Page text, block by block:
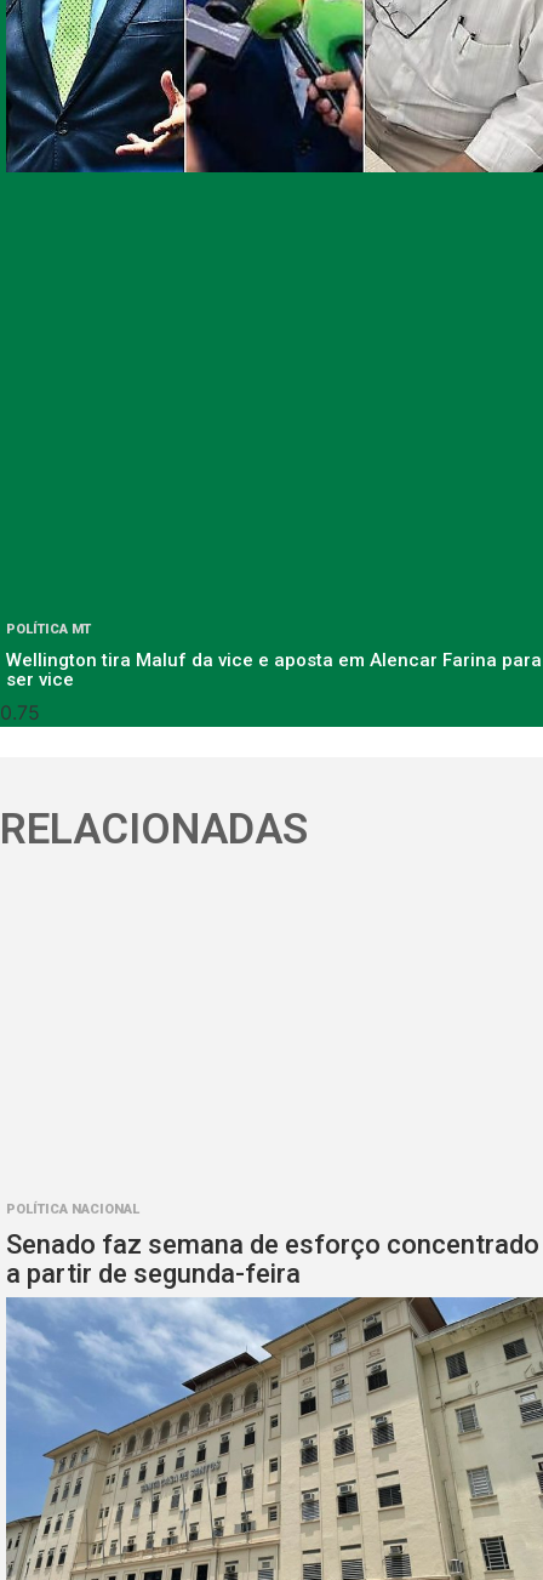
POLÍTICA MT
Wellington tira Maluf da vice e aposta em Alencar Farina para
ser vice
RELACIONADAS
POLÍTICA NACIONAL
Senado faz semana de esforço concentrado
a partir de segunda-feira